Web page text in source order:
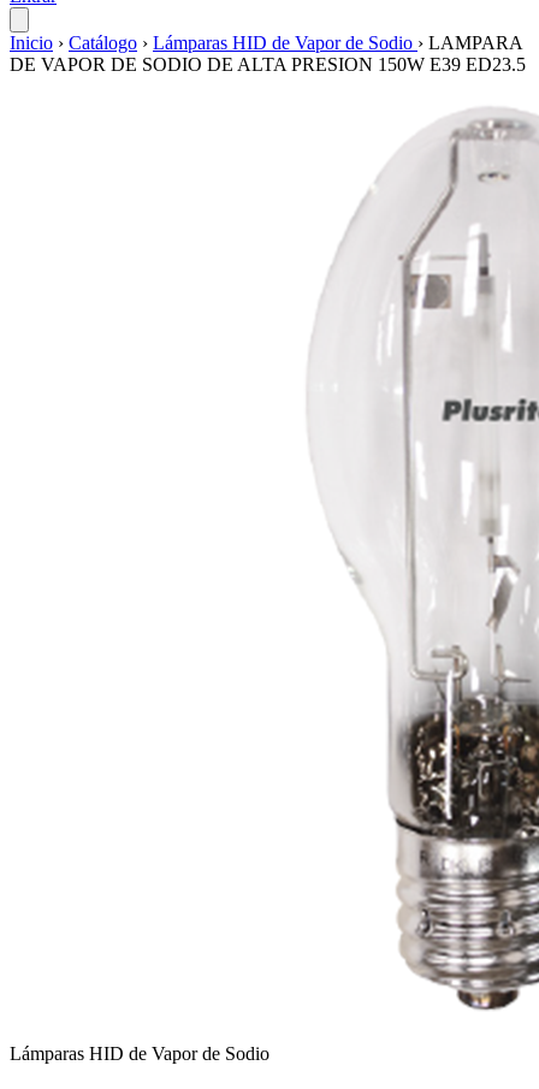
Inicio › Catálogo › Lámparas HID de Vapor de Sodio › LAMPARA
DE VAPOR DE SODIO DE ALTA PRESION 150W E39 ED23.5
Lámparas HID de Vapor de Sodio